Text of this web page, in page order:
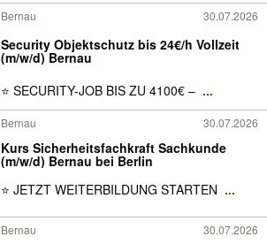
Bernau 30.07.2026
Security Objektschutz bis 24€/h Vollzeit
(m/w/d) Bernau
⭐ SECURITY-JOB BIS ZU 4100€ – ...
Bernau 30.07.2026
Kurs Sicherheitsfachkraft Sachkunde
(m/w/d) Bernau bei Berlin
⭐ JETZT WEITERBILDUNG STARTEN ...
Bernau 30.07.2026